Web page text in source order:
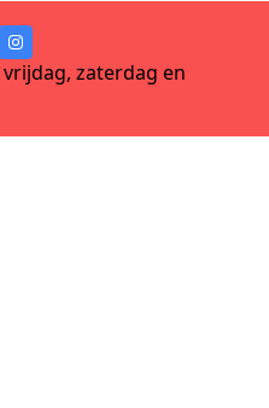
zaterdag en